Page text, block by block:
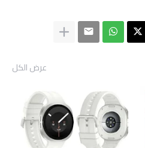
عرض الكل